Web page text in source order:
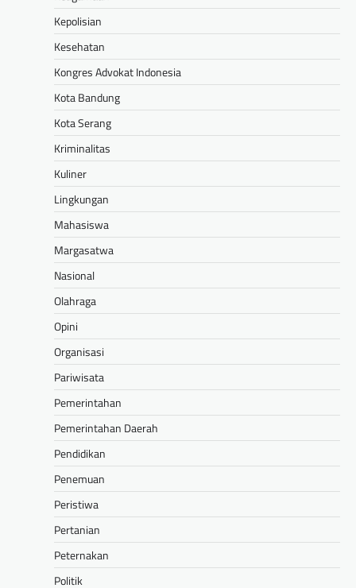
Kepolisian
Kesehatan
Kongres Advokat Indonesia
Kota Bandung
Kota Serang
Kriminalitas
Kuliner
Lingkungan
Mahasiswa
Margasatwa
Nasional
Olahraga
Opini
Organisasi
Pariwisata
Pemerintahan
Pemerintahan Daerah
Pendidikan
Penemuan
Peristiwa
Pertanian
Peternakan
Politik